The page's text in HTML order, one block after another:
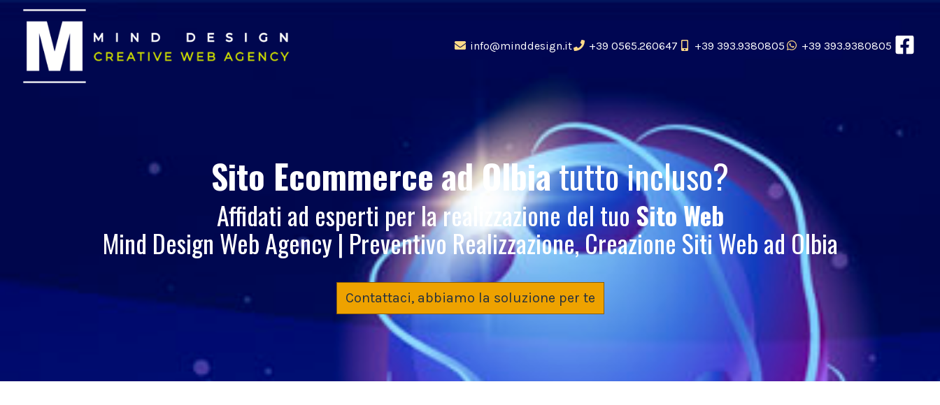
info@minddesign.it +39 0565.260647 +39 393.9380805 +39 393.9380805
Sito Ecommercead Olbiatutto incluso?
Affidati ad esperti per la realizzazione del tuoSito Web
Mind Design Web Agency | Preventivo Realizzazione, Creazione Siti Web ad Olbia
Contattaci, abbiamo la soluzione per te